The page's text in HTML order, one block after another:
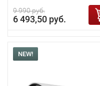
9 990 руб.
6 493,50 руб.
NEW!